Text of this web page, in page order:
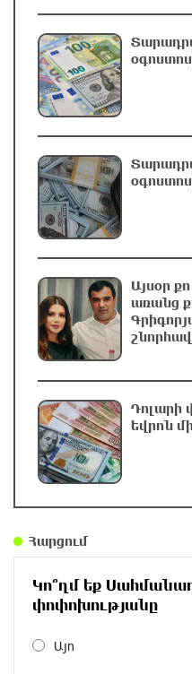
Գյումրում
բեռնատարը
Ջուր չի
Այս տարի
Ինչո՞ւ է
Փաշինյանը․
«Ժողովուրդ».
Կոտայքի
փրկել են 5-
կյանքը, որին
լողավազանում
Այսօր
առանց
Դոլարի
եվրոն
Հարցում
Կո՞ղմ եք
փոփոխությանը
Այո